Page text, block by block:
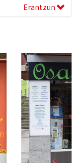
Erantzun